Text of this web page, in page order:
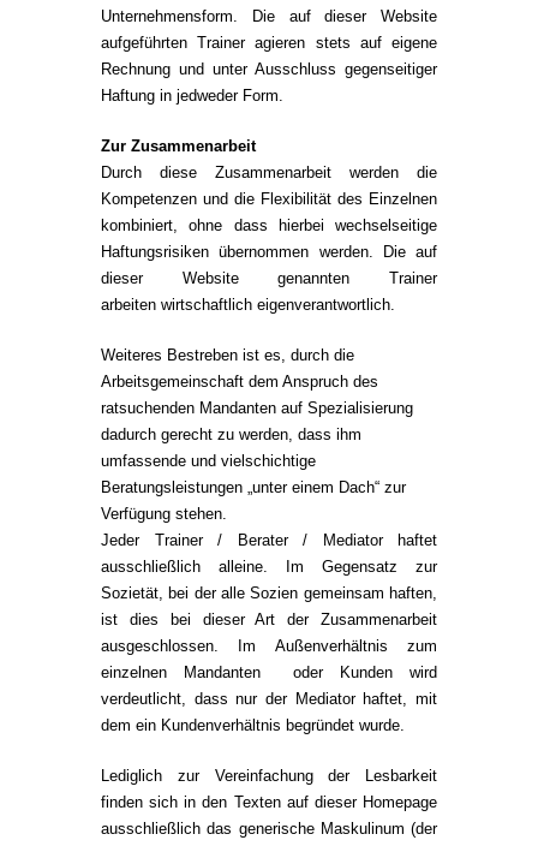
Unternehmensform. Die auf dieser Website
aufgeführten Trainer agieren stets auf eigene
Rechnung und unter Ausschluss gegenseitiger
Haftung in jedweder Form.
Zur Zusammenarbeit
Durch diese Zusammenarbeit werden die
Kompetenzen und die Flexibilität des Einzelnen
kombiniert, ohne dass hierbei wechselseitige
Haftungsrisiken übernommen werden. Die auf
dieser Website genannten Trainer
arbeiten wirtschaftlich eigenverantwortlich.
Weiteres Bestreben ist es, durch die
Arbeitsgemeinschaft dem Anspruch des
ratsuchenden Mandanten auf Spezialisierung
dadurch gerecht zu werden, dass ihm
umfassende und vielschichtige
Beratungsleistungen „unter einem Dach“ zur
Verfügung stehen.
Jeder Trainer / Berater / Mediator haftet
ausschließlich alleine. Im Gegensatz zur
Sozietät, bei der alle Sozien gemeinsam haften,
ist dies bei dieser Art der Zusammenarbeit
ausgeschlossen. Im Außenverhältnis zum
einzelnen Mandanten oder Kunden wird
verdeutlicht, dass nur der Mediator haftet, mit
dem ein Kundenverhältnis begründet wurde.
Lediglich zur Vereinfachung der Lesbarkeit
finden sich in den Texten auf dieser Homepage
ausschließlich das generische Maskulinum (der